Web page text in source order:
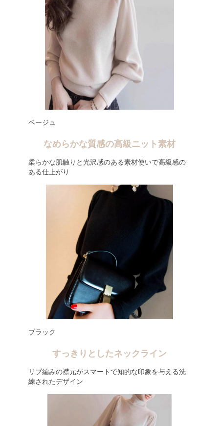
ベージュ
なめらかな質感の高級ニット素材
柔らかな肌触りと光沢感のある素材使いで高級感の
ある仕上がり
ブラック
すっきりとしたネックライン
リブ編みの襟元がスマートで知的な印象を与える洗
練されたデザイン